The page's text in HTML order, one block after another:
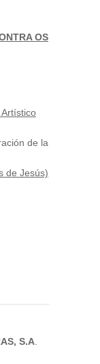
OS
de la
de Jesús)
S.A